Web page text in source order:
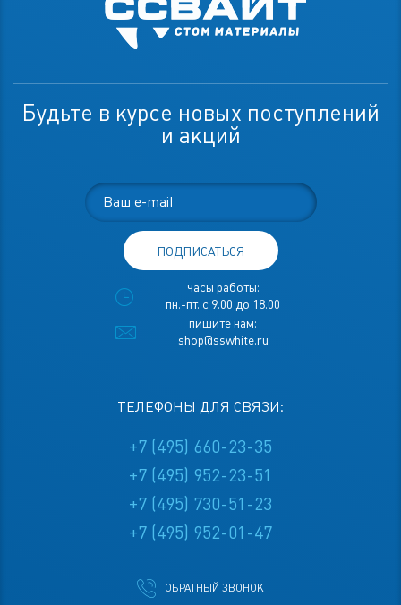
Будьте в курсе новых поступлений
и акций
ПОДПИСАТЬСЯ
часы работы:
пн.-пт. с 9.00 до 18.00
пишите нам:
shop@sswhite.ru
ТЕЛЕФОНЫ ДЛЯ СВЯЗИ:
+7 (495) 660-23-35
+7 (495) 952-23-51
+7 (495) 730-51-23
+7 (495) 952-01-47
ОБРАТНЫЙ ЗВОНОК